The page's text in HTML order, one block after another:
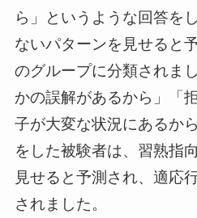
ら」というような回答を
ないパターンを見せると
のグループに分類されま
かの誤解があるから」「
子が大変な状況にあるか
をした被験者は、習熟指
見せると予測され、適応
されました。